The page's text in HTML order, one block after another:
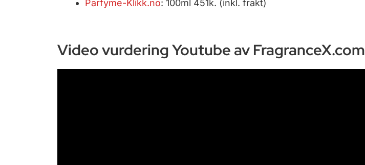
Parfyme-Klikk.no: 100ml 451k. (inkl. frakt)
Video vurdering Youtube av FragranceX.com